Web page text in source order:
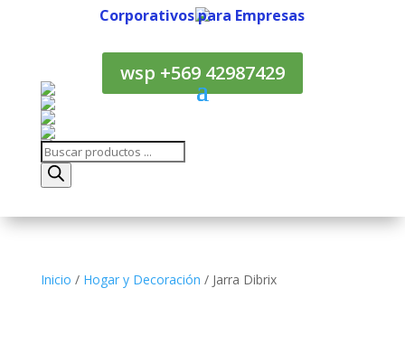
Corporativos para Empresas
wsp +569 42987429
Búsqueda
de
productos
Inicio / Hogar y Decoración / Jarra Dibrix